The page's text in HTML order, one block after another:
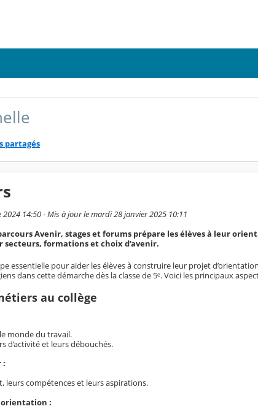
partagés
2024 14:50 - Mis à jour le mardi 28 janvier 2025 10:11
Avenir, stages et forums prépare les élèves à leur
formations et choix d’avenir.
essentielle pour aider les élèves à construire leur projet
dans cette démarche dès la classe de 5ᵉ. Voici les principaux
au collège
monde du travail.
d’activité et leurs débouchés.
:
leurs compétences et leurs aspirations.
: